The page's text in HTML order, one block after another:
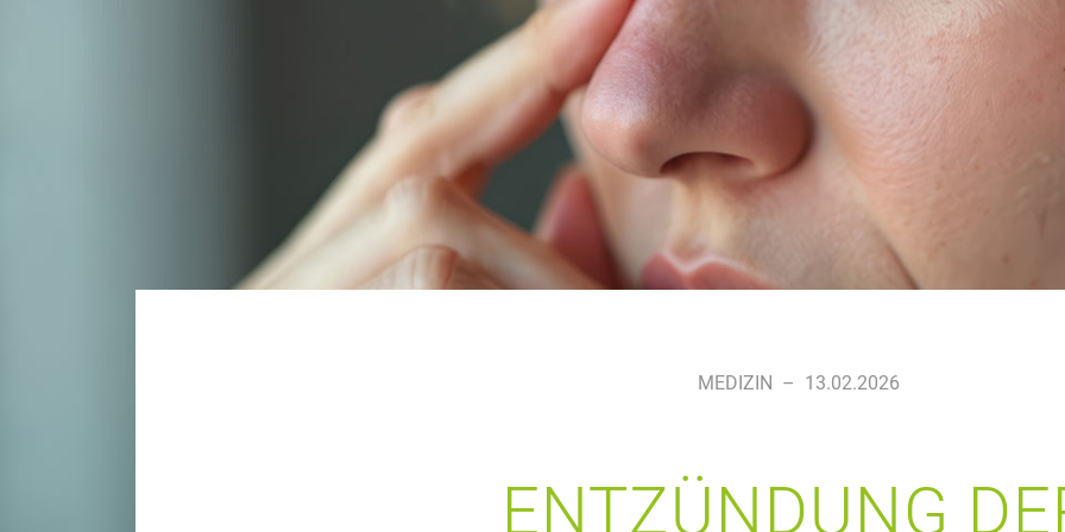
MEDIZIN – 13.02.2026
ENTZÜNDUNG